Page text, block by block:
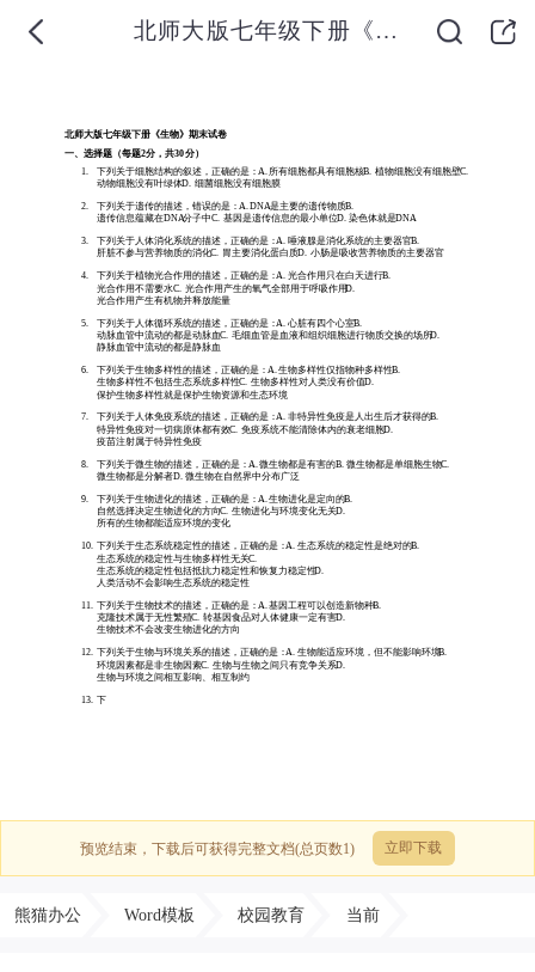
北师大版七年级下册《生物》期末试卷及答案【完整版】
预览结束，下载后可获得完整文档(总页数1) 立即下载
熊猫办公 Word模板 校园教育 当前